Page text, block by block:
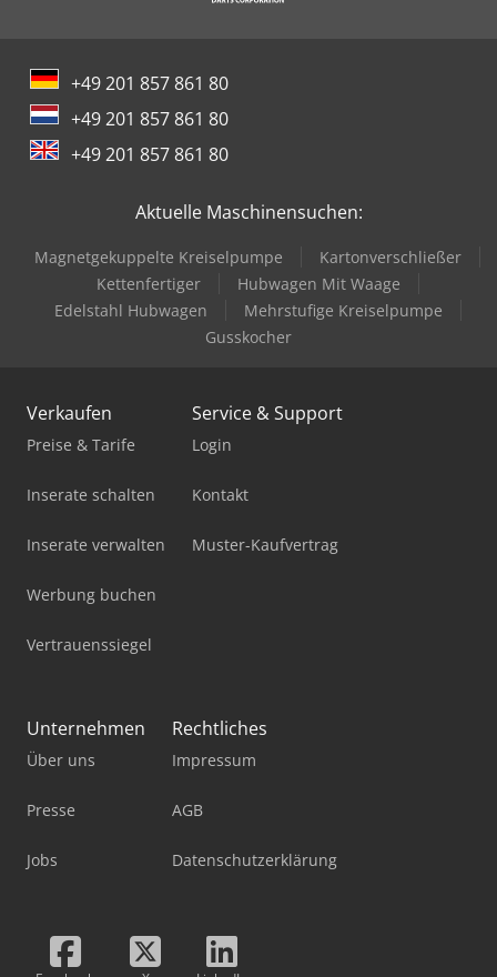
+49 201 857 861 80
+49 201 857 861 80
+49 201 857 861 80
Aktuelle Maschinensuchen:
Magnetgekuppelte Kreiselpumpe
Kartonverschließer
Kettenfertiger
Hubwagen Mit Waage
Edelstahl Hubwagen
Mehrstufige Kreiselpumpe
Gusskocher
Verkaufen
Preise & Tarife
Inserate schalten
Inserate verwalten
Werbung buchen
Vertrauenssiegel
Service & Support
Login
Kontakt
Muster-Kaufvertrag
Unternehmen
Über uns
Presse
Jobs
Rechtliches
Impressum
AGB
Datenschutzerklärung